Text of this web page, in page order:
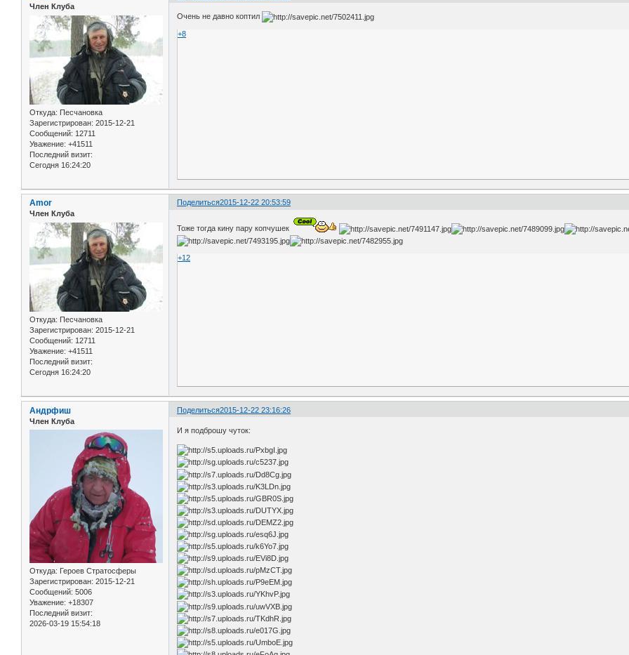
Член Клуба
Откуда: Песчановка
Зарегистрирован: 2015-12-21
Сообщений: 12711
Уважение: +41511
Последний визит:
Сегодня 16:24:20
Очень не давно коптил
+8
Поделиться2015-12-22 20:53:59
Amor
Член Клуба
Откуда: Песчановка
Зарегистрирован: 2015-12-21
Сообщений: 12711
Уважение: +41511
Последний визит:
Сегодня 16:24:20
Тоже тогда кину пару копчушек
+12
Поделиться2015-12-22 23:16:26
Андрфиш
Член Клуба
Откуда: Героев Стратосферы
Зарегистрирован: 2015-12-21
Сообщений: 5006
Уважение: +18307
Последний визит:
2026-03-19 15:54:18
И я подброшу чуток: